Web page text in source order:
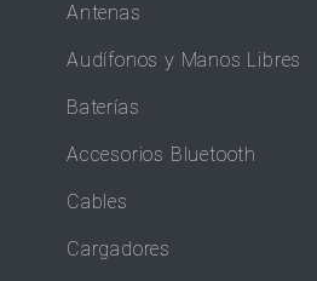
Antenas
Audífonos y Manos Libres
Baterías
Accesorios Bluetooth
Cables
Cargadores